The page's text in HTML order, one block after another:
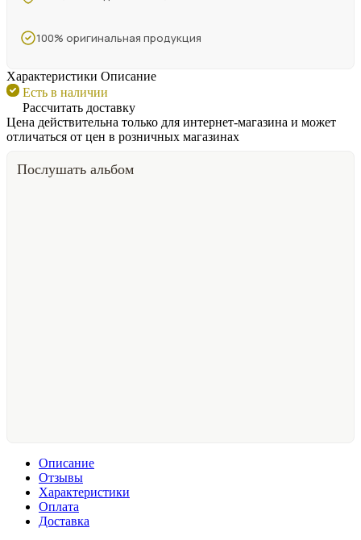
100% оригинальная продукция
Характеристики Описание
Есть в наличии
Рассчитать доставку
Цена действительна только для интернет-магазина и может
отличаться от цен в розничных магазинах
Послушать альбом
Описание
Отзывы
Характеристики
Оплата
Доставка